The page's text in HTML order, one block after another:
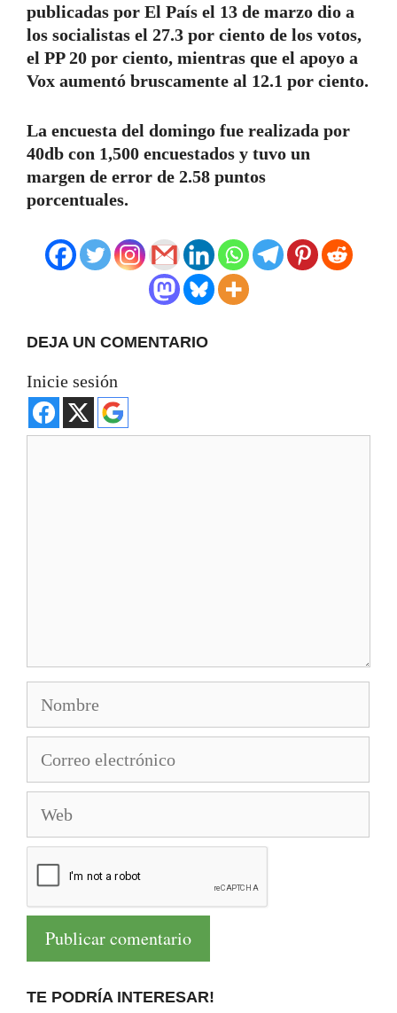
publicadas por El País el 13 de marzo dio a
los socialistas el 27.3 por ciento de los votos,
el PP 20 por ciento, mientras que el apoyo a
Vox aumentó bruscamente al 12.1 por ciento.
La encuesta del domingo fue realizada por
40db con 1,500 encuestados y tuvo un
margen de error de 2.58 puntos
porcentuales.
DEJA UN COMENTARIO
Inicie sesión
electrónico
TE PODRÍA INTERESAR!